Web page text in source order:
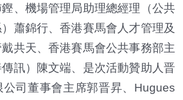
、機場管理局助理總經理（公共
蕭錦行、香港賽馬會人才管理及
共天、香港賽馬會公共事務部主
訊）陳文端、是次活動贊助人晋
司董事會主席郭晋昇、Hugues